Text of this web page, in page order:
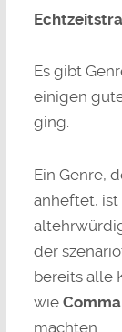
Es gibt
einigen
ging.
Ein Genre,
anheftet, ist
der
bereits alle
wie
machten.